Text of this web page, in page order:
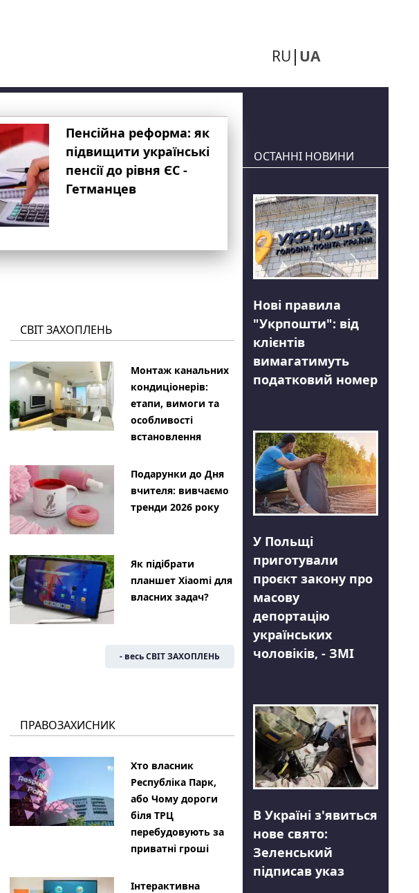
RU UA
Пенсійна реформа: як
підвищити українські
пенсії до рівня ЄС -
Гетманцев
СВІТ ЗАХОПЛЕНЬ
Монтаж канальних
кондиціонерів:
етапи, вимоги та
особливості
встановлення
Подарунки до Дня
вчителя: вивчаємо
тренди 2026 року
Як підібрати
планшет Xiaomi для
власних задач?
- весь СВІТ ЗАХОПЛЕНЬ
ПРАВОЗАХИСНИК
Хто власник
Республіка Парк,
або Чому дороги
біля ТРЦ
перебудовують за
приватні гроші
Інтерактивна
ОСТАННІ НОВИНИ
Нові правила
"Укрпошти": від
клієнтів
вимагатимуть
податковий номер
У Польщі
приготували
проєкт закону про
масову
депортацію
українських
чоловіків, - ЗМІ
В Україні з'явиться
нове свято:
Зеленський
підписав указ